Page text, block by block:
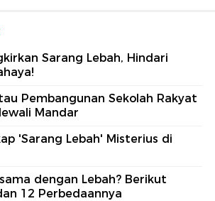
Sarang Lebah, Hindari
Pembangunan Sekolah Rakyat
Mandar
'Sarang Lebah' Misterius di
dengan Lebah? Berikut
12 Perbedaannya